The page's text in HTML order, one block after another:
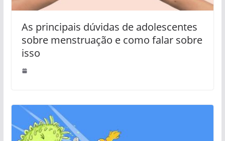
As principais dúvidas de adolescentes
sobre menstruação e como falar sobre
isso